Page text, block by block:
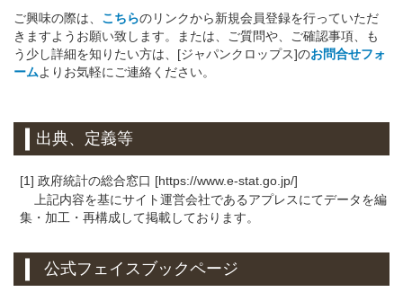
ご興味の際は、 こちらのリンクから新規会員登録を行っていただ
きますようお願い致します。または、ご質問や、ご確認事項、も
う少し詳細を知りたい方は、[ジャパンクロップス]のお問合せフォ
ームよりお気軽にご連絡ください。
出典、定義等
[1] 政府統計の総合窓口 [https://www.e-stat.go.jp/]
上記内容を基にサイト運営会社であるアプレスにてデータを編
集・加工・再構成して掲載しております。
公式フェイスブックページ